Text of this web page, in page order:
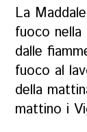
La
fuoco
dalle
fuoco al
della
mattino i